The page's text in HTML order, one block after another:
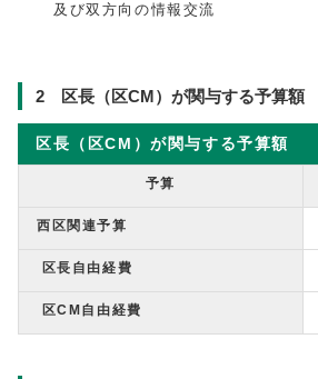
及び双方向の情報交流
2 区長（区CM）が関与する予算額
区長（区CM）が関与する予算額
予算
西区関連予算
区長自由経費
区CM自由経費